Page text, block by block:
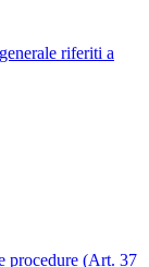
riferiti a
procedure (Art. 37